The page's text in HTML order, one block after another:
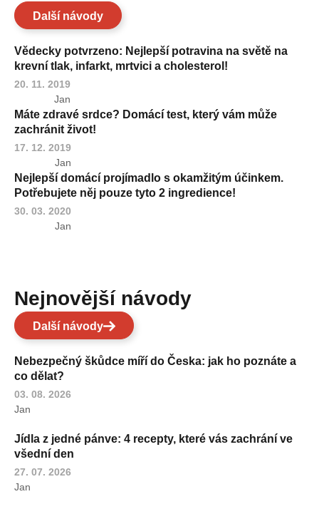
Další návody
Vědecky potvrzeno: Nejlepší potravina na světě na
krevní tlak, infarkt, mrtvici a cholesterol!
20. 11. 2019
Jan
Máte zdravé srdce? Domácí test, který vám může
zachránit život!
17. 12. 2019
Jan
Nejlepší domácí projímadlo s okamžitým účinkem.
Potřebujete něj pouze tyto 2 ingredience!
30. 03. 2020
Jan
Nejnovější návody
Další návody
Nebezpečný škůdce míří do Česka: jak ho poznáte a
co dělat?
03. 08. 2026
Jan
Jídla z jedné pánve: 4 recepty, které vás zachrání ve
všední den
27. 07. 2026
Jan